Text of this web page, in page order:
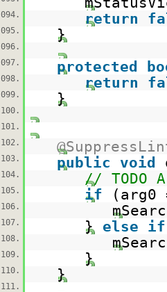
094. return
095. }
096.
097.
protected
098. return
099. }
100.
101.
102.
103. public void
104. // TODO
105. if (arg0
106.
107. } else if
108.
109. }
110. }
111.